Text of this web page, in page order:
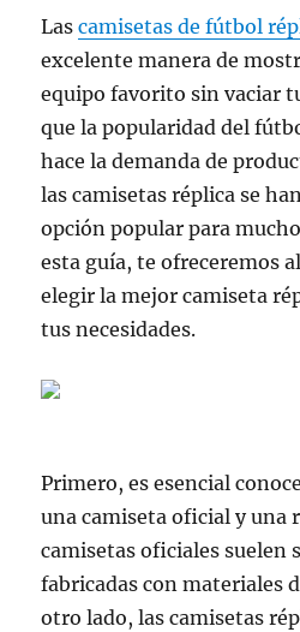
Lascamisetas de fútbol
excelente manera de
equipo favorito sin vaciar
que la popularidad del
hace la demanda de
las camisetas réplica se
opción popular para
esta guía, te ofreceremos
elegir la mejor camiseta
tus necesidades.
Primero, es esencial
una camiseta oficial y una
camisetas oficiales suelen
fabricadas con materiales
otro lado, las camisetas